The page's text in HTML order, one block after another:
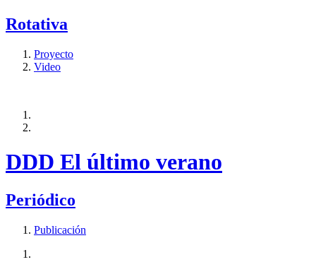
Rotativa
Proyecto
Video
DDD El último verano
Periódico
Publicación